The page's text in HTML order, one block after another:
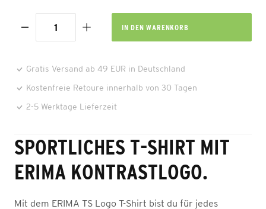
IN DEN WARENKORB
Gratis Versand ab 49 EUR in Deutschland
Kostenfreie Retoure innerhalb von 30 Tagen
2-5 Werktage Lieferzeit
SPORTLICHES T-SHIRT MIT
ERIMA KONTRASTLOGO.
Mit dem ERIMA TS Logo T-Shirt bist du für jedes